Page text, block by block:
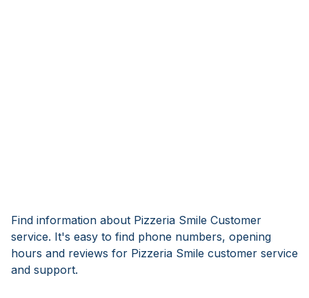
Find information about Pizzeria Smile Customer
service. It's easy to find phone numbers, opening
hours and reviews for Pizzeria Smile customer service
and support.